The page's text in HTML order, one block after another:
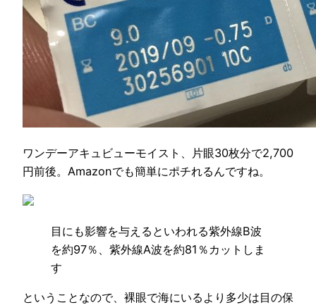
ワンデーアキュビューモイスト、片眼30枚分で2,700
円前後。Amazonでも簡単にポチれるんですね。
目にも影響を与えるといわれる紫外線B波
を約97％、紫外線A波を約81％カットしま
す
ということなので、裸眼で海にいるより多少は目の保